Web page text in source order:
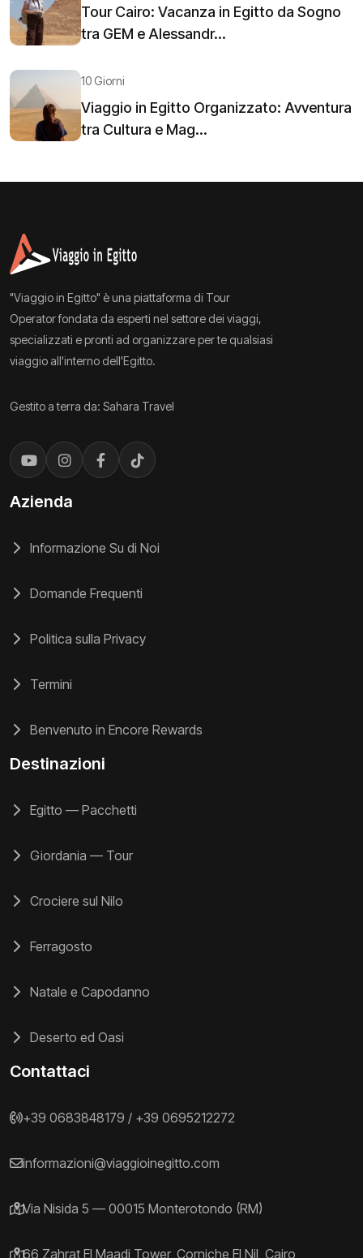
Tour Cairo: Vacanza in Egitto da Sogno
tra GEM e Alessandr...
10 Giorni
Viaggio in Egitto Organizzato: Avventura
tra Cultura e Mag...
"Viaggio in Egitto" è una piattaforma di Tour
Operator fondata da esperti nel settore dei viaggi,
specializzati e pronti ad organizzare per te qualsiasi
viaggio all'interno dell'Egitto.
Gestito a terra da: Sahara Travel
Azienda
Informazione Su di Noi
Domande Frequenti
Politica sulla Privacy
Termini
Benvenuto in Encore Rewards
Destinazioni
Egitto — Pacchetti
Giordania — Tour
Crociere sul Nilo
Ferragosto
Natale e Capodanno
Deserto ed Oasi
Contattaci
+39 0683848179 / +39 0695212272
informazioni@viaggioinegitto.com
Via Nisida 5 — 00015 Monterotondo (RM)
66 Zahrat El Maadi Tower, Corniche El Nil, Cairo